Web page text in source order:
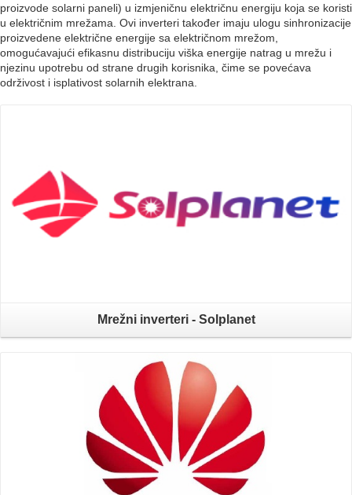
proizvode solarni paneli) u izmjeničnu električnu energiju koja se koristi
u električnim mrežama. Ovi inverteri također imaju ulogu sinhronizacije
proizvedene električne energije sa električnom mrežom,
omogućavajući efikasnu distribuciju viška energije natrag u mrežu i
njezinu upotrebu od strane drugih korisnika, čime se povećava
održivost i isplativost solarnih elektrana.
Mrežni inverteri - Solplanet